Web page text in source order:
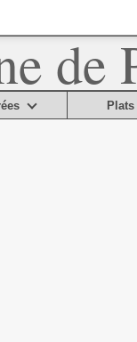
Plats